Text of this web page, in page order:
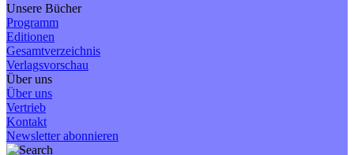
Unsere Bücher
Programm
Editionen
Gesamtverzeichnis
Verlagsvorschau
Über uns
Über uns
Vertrieb
Kontakt
Newsletter abonnieren